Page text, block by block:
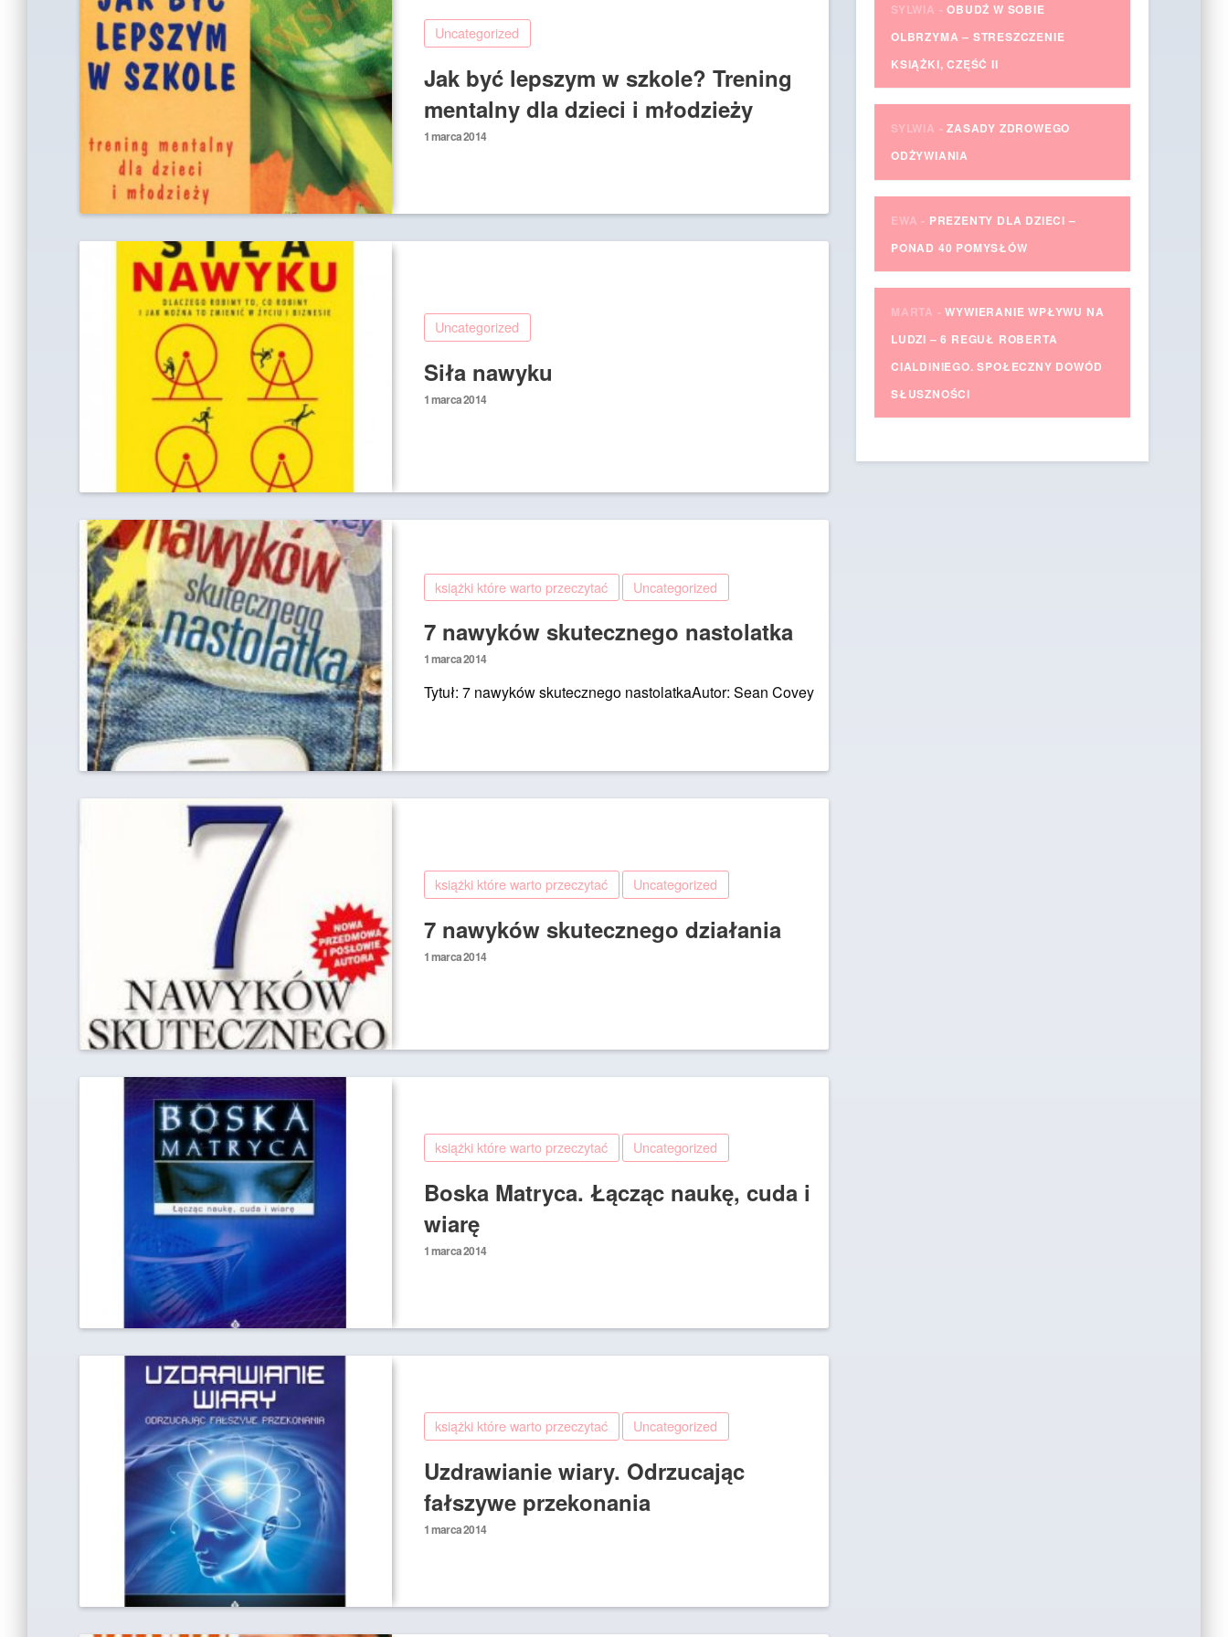
Uncategorized
Jak być lepszym w szkole? Trening
mentalny dla dzieci i młodzieży
Posted
1 marca 2014
Uncategorized
Siła nawyku
Posted
1 marca 2014
książki które warto przeczytać Uncategorized
7 nawyków skutecznego nastolatka
Posted
1 marca 2014
Tytuł: 7 nawyków skutecznego nastolatkaAutor: Sean Covey
książki które warto przeczytać Uncategorized
7 nawyków skutecznego działania
Posted
1 marca 2014
książki które warto przeczytać Uncategorized
Boska Matryca. Łącząc naukę, cuda i
wiarę
Posted
1 marca 2014
książki które warto przeczytać Uncategorized
Uzdrawianie wiary. Odrzucając
fałszywe przekonania
Posted
1 marca 2014
SYLWIA -OBUDŹ W SOBIE
OLBRZYMA – STRESZCZENIE
KSIĄŻKI, CZĘŚĆ II
SYLWIA -ZASADY ZDROWEGO
ODŻYWIANIA
EWA - PREZENTY DLA DZIECI –
PONAD 40 POMYSŁÓW
MARTA -WYWIERANIE WPŁYWU NA
LUDZI – 6 REGUŁ ROBERTA
CIALDINIEGO. SPOŁECZNY DOWÓD
SŁUSZNOŚCI